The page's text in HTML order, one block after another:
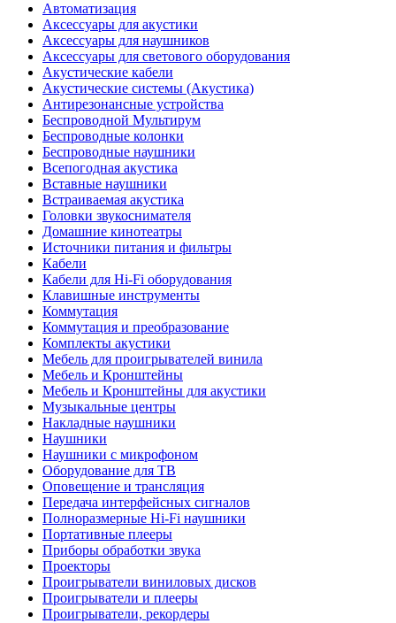
Автоматизация
Аксессуары для акустики
Аксессуары для наушников
Аксессуары для светового оборудования
Акустические кабели
Акустические системы (Акустика)
Антирезонансные устройства
Беспроводной Мультирум
Беспроводные колонки
Беспроводные наушники
Всепогодная акустика
Вставные наушники
Встраиваемая акустика
Головки звукоснимателя
Домашние кинотеатры
Источники питания и фильтры
Кабели
Кабели для Hi-Fi оборудования
Клавишные инструменты
Коммутация
Коммутация и преобразование
Комплекты акустики
Мебель для проигрывателей винила
Мебель и Кронштейны
Мебель и Кронштейны для акустики
Музыкальные центры
Накладные наушники
Наушники
Наушники с микрофоном
Оборудование для ТВ
Оповещение и трансляция
Передача интерфейсных сигналов
Полноразмерные Hi-Fi наушники
Портативные плееры
Приборы обработки звука
Проекторы
Проигрыватели виниловых дисков
Проигрыватели и плееры
Проигрыватели, рекордеры